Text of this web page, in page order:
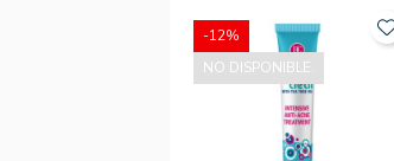
-12%
NO DISPONIBLE.